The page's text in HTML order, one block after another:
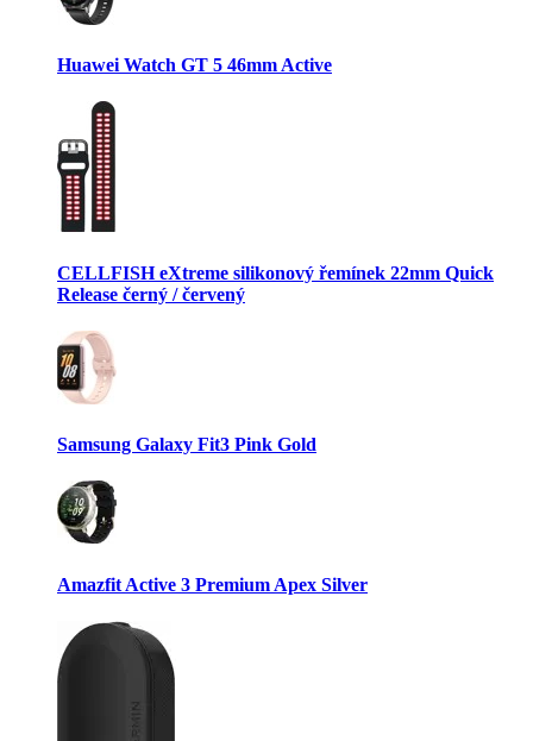
Huawei Watch GT 5 46mm Active
CELLFISH eXtreme silikonový řemínek 22mm Quick
Release černý / červený
Samsung Galaxy Fit3 Pink Gold
Amazfit Active 3 Premium Apex Silver